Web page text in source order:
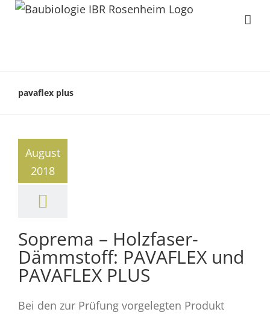
pavaflex plus
August
2018
Soprema – Holzfaser-
Dämmstoff: PAVAFLEX und
PAVAFLEX PLUS
Bei den zur Prüfung vorgelegten Produkt